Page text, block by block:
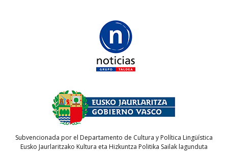
Subvencionada por el Departamento de Cultura y Política Lingüística
Eusko Jaurlaritzako Kultura eta Hizkuntza Politika Sailak lagunduta